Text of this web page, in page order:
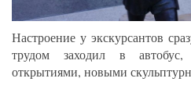
Настроение у экскурсантов
трудом заходил в
открытиями, новыми